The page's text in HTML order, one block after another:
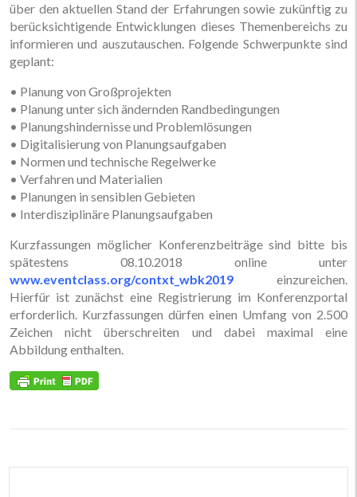
über den aktuellen Stand der Erfahrungen sowie zukünftig zu
berücksichtigende Entwicklungen dieses Themenbereichs zu
informieren und auszutauschen. Folgende Schwerpunkte sind
geplant:
• Planung von Großprojekten
• Planung unter sich ändernden Randbedingungen
• Planungshindernisse und Problemlösungen
• Digitalisierung von Planungsaufgaben
• Normen und technische Regelwerke
• Verfahren und Materialien
• Planungen in sensiblen Gebieten
• Interdisziplinäre Planungsaufgaben
Kurzfassungen möglicher Konferenzbeiträge sind bitte bis
spätestens 08.10.2018 online unter
www.eventclass.org/contxt_wbk2019 einzureichen.
Hierfür ist zunächst eine Registrierung im Konferenzportal
erforderlich. Kurzfassungen dürfen einen Umfang von 2.500
Zeichen nicht überschreiten und dabei maximal eine
Abbildung enthalten.